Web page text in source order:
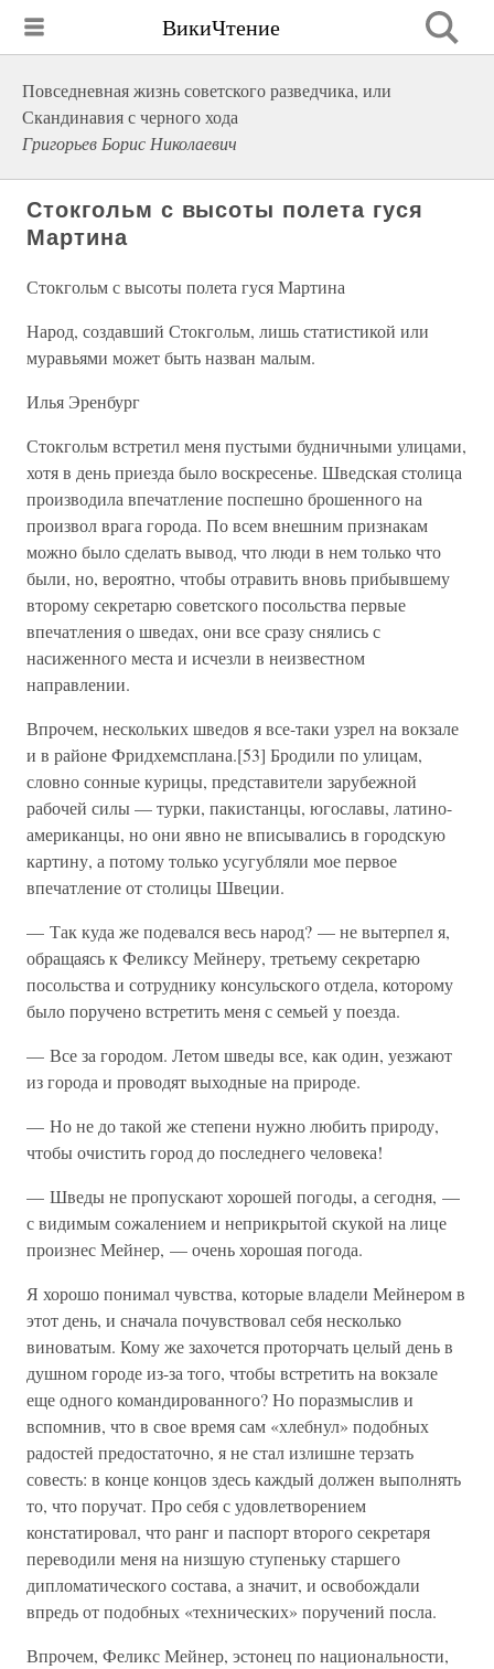
ВикиЧтение
Повседневная жизнь советского разведчика, или
Скандинавия с черного хода
Григорьев Борис Николаевич
Стокгольм с высоты полета гуся
Мартина
Стокгольм с высоты полета гуся Мартина
Народ, создавший Стокгольм, лишь статистикой или
муравьями может быть назван малым.
Илья Эренбург
Стокгольм встретил меня пустыми будничными улицами,
хотя в день приезда было воскресенье. Шведская столица
производила впечатление поспешно брошенного на
произвол врага города. По всем внешним признакам
можно было сделать вывод, что люди в нем только что
были, но, вероятно, чтобы отравить вновь прибывшему
второму секретарю советского посольства первые
впечатления о шведах, они все сразу снялись с
насиженного места и исчезли в неизвестном
направлении.
Впрочем, нескольких шведов я все-таки узрел на вокзале
и в районе Фридхемсплана.[53] Бродили по улицам,
словно сонные курицы, представители зарубежной
рабочей силы — турки, пакистанцы, югославы, латино-
американцы, но они явно не вписывались в городскую
картину, а потому только усугубляли мое первое
впечатление от столицы Швеции.
— Так куда же подевался весь народ? — не вытерпел я,
обращаясь к Феликсу Мейнеру, третьему секретарю
посольства и сотруднику консульского отдела, которому
было поручено встретить меня с семьей у поезда.
— Все за городом. Летом шведы все, как один, уезжают
из города и проводят выходные на природе.
— Но не до такой же степени нужно любить природу,
чтобы очистить город до последнего человека!
— Шведы не пропускают хорошей погоды, а сегодня, —
с видимым сожалением и неприкрытой скукой на лице
произнес Мейнер, — очень хорошая погода.
Я хорошо понимал чувства, которые владели Мейнером в
этот день, и сначала почувствовал себя несколько
виноватым. Кому же захочется проторчать целый день в
душном городе из-за того, чтобы встретить на вокзале
еще одного командированного? Но поразмыслив и
вспомнив, что в свое время сам «хлебнул» подобных
радостей предостаточно, я не стал излишне терзать
совесть: в конце концов здесь каждый должен выполнять
то, что поручат. Про себя с удовлетворением
констатировал, что ранг и паспорт второго секретаря
переводили меня на низшую ступеньку старшего
дипломатического состава, а значит, и освобождали
впредь от подобных «технических» поручений посла.
Впрочем, Феликс Мейнер, эстонец по национальности,